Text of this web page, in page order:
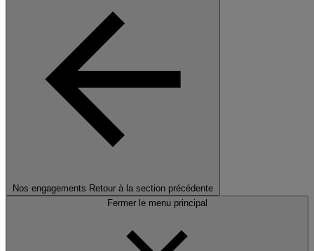
Nos engagements Retour à la section précédente
Fermer le menu principal